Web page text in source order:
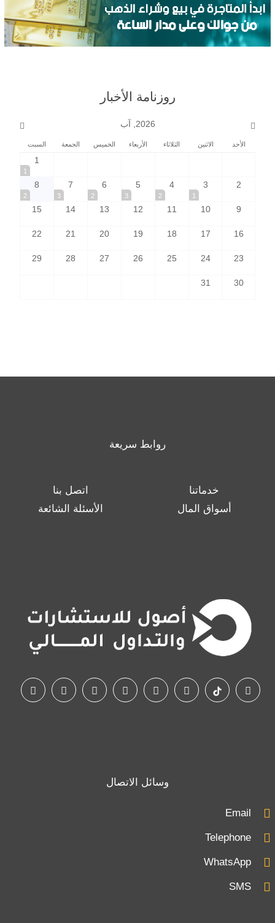
روزنامة الأخبار
2026, آب
الأحد الاثنين الثلاثاء الأربعاء الخميس الجمعة السبت
1
1
2
3
1
4
2
5
3
6
2
7
3
8
2
9
10
11
12
13
14
15
16
17
18
19
20
21
22
23
24
25
26
27
28
29
30
31
روابط سريعة
خدماتنا
اتصل بنا
أسواق المال
الأسئلة الشائعة
وسائل الاتصال
Email
Telephone
WhatsApp
SMS